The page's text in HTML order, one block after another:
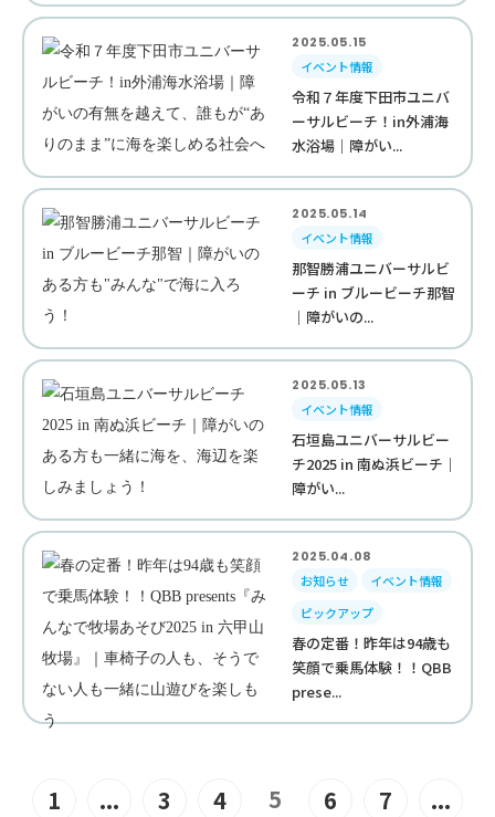
2025.05.15
イベント情報
令和７年度下田市ユニバ
ーサルビーチ！in外浦海
水浴場｜障がい...
2025.05.14
イベント情報
那智勝浦ユニバーサルビ
ーチ in ブルービーチ那智
｜障がいの...
2025.05.13
イベント情報
石垣島ユニバーサルビー
チ2025 in 南ぬ浜ビーチ｜
障がい...
2025.04.08
お知らせ
イベント情報
ピックアップ
春の定番！昨年は94歳も
笑顔で乗馬体験！！QBB
prese...
1 ... 3 4 5 6 7
...